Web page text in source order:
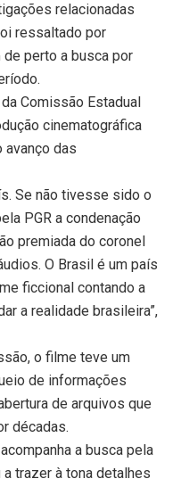
relacionadas
ressaltado por
perto a busca por
Comissão Estadual
cinematográfica
das
Se não tivesse sido o
PGR a condenação
premiada do coronel
O Brasil é um país
ficcional contando a
a realidade brasileira”,
o filme teve um
de informações
de arquivos que
décadas.
a busca pela
trazer à tona detalhes